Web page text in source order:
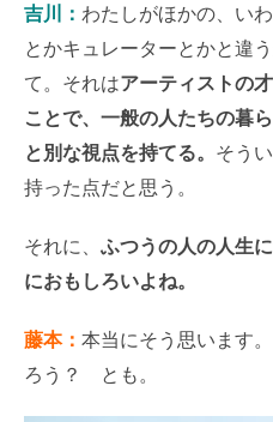
吉川： わたしがほかの、い
とかキュレーターとかと違
て。それはアーティストの
ことで、一般の人たちの暮
と別な視点を持てる。 そう
持った点だと思う。
それに、 ふつうの人の人生
におもしろいよね。
藤本： 本当にそう思います
ろう？ とも。